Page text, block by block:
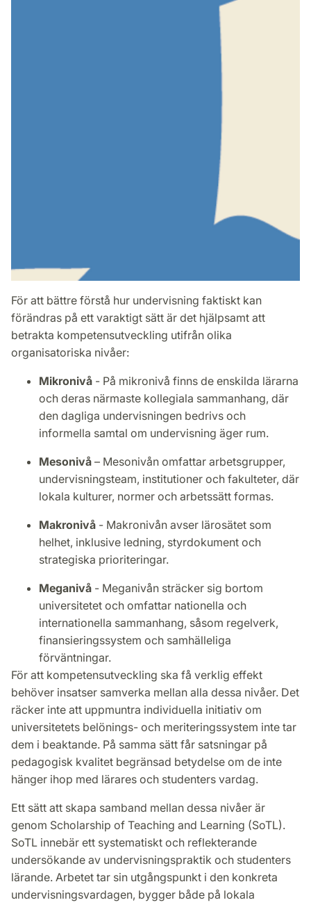
För att bättre förstå hur undervisning faktiskt kan
förändras på ett varaktigt sätt är det hjälpsamt att
betrakta kompetensutveckling utifrån olika
organisatoriska nivåer:
Mikronivå - På mikronivå finns de enskilda lärarna
och deras närmaste kollegiala sammanhang, där
den dagliga undervisningen bedrivs och
informella samtal om undervisning äger rum.
Mesonivå – Mesonivån omfattar arbetsgrupper,
undervisningsteam, institutioner och fakulteter, där
lokala kulturer, normer och arbetssätt formas.
Makronivå - Makronivån avser lärosätet som
helhet, inklusive ledning, styrdokument och
strategiska prioriteringar.
Meganivå - Meganivån sträcker sig bortom
universitetet och omfattar nationella och
internationella sammanhang, såsom regelverk,
finansieringssystem och samhälleliga
förväntningar.
För att kompetensutveckling ska få verklig effekt
behöver insatser samverka mellan alla dessa nivåer. Det
räcker inte att uppmuntra individuella initiativ om
universitetets belönings- och meriteringssystem inte tar
dem i beaktande. På samma sätt får satsningar på
pedagogisk kvalitet begränsad betydelse om de inte
hänger ihop med lärares och studenters vardag.
Ett sätt att skapa samband mellan dessa nivåer är
genom Scholarship of Teaching and Learning (SoTL).
SoTL innebär ett systematiskt och reflekterande
undersökande av undervisningspraktik och studenters
lärande. Arbetet tar sin utgångspunkt i den konkreta
undervisningsvardagen, bygger både på lokala